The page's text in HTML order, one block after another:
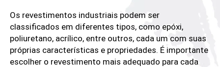
Os revestimentos industriais podem ser
classificados em diferentes tipos, como epóxi,
poliuretano, acrílico, entre outros, cada um com suas
próprias características e propriedades. É importante
escolher o revestimento mais adequado para cada